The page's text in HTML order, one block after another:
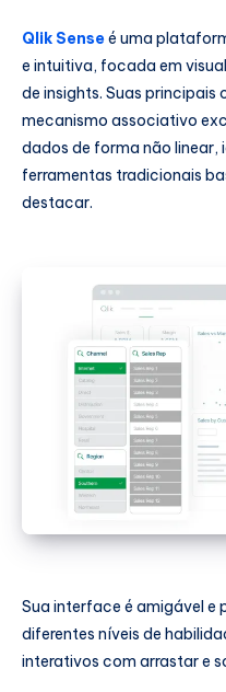
Qlik Senseé uma
e intuitiva, focada em
de insights. Suas
mecanismo associativo
dados de forma não
ferramentas tradicionais
destacar.
Sua interface é amigável e
diferentes níveis de
interativos com arrastar e